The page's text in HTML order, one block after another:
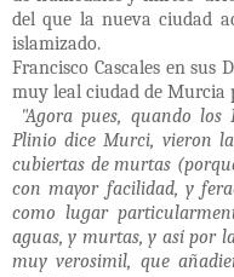
del que la nueva ciudad
islamizado.
Francisco Cascales en sus
muy leal ciudad de Murcia
"Agora pues, quando los
Plinio dice Murci, vieron
cubiertas de murtas
con mayor facilidad, y
como lugar
aguas, y murtas, y así por
muy verosimil, que